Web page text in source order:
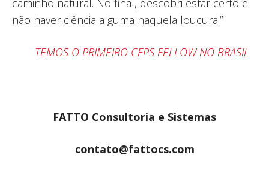
caminho natural. No final, descobri estar certo e
não haver ciência alguma naquela loucura.”
TEMOS O PRIMEIRO CFPS FELLOW NO BRASIL
FATTO Consultoria e Sistemas
contato@fattocs.com